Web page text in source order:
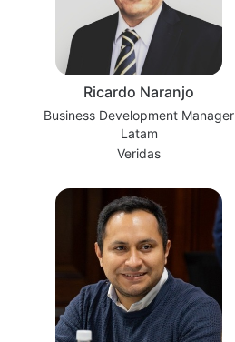
Ricardo Naranjo
Business Development Manager
Latam
Veridas